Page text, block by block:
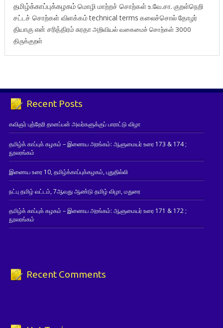
தமிழ்க்காப்புக்கழகம் மொழி மாற்றச் சொற்கள்உ.வே.சா. குறள்நெறி
சட்டச் சொற்கள் விளக்கம்technical terms கலைச்சொல்தோழர்
தியாகுஎன் சரித்திரம்சுரதாஅறிவியல் வகைமைச் சொற்கள் 3000
திருக்குறள்
Recent Posts
கவிஞர் புத்தேரி தானப்பன் அவர்களுக்குப் பாராட்டு விழா
தமிழ்க் காப்புக் கழகம் – இணைய அரங்கம்: ஆளுமையர் உரை 173 & 174 ;
நூலரங்கம்
இணைய உரை 10, தமிழ்க்காப்புக்கழகம், புதுதில்லி
நட்பு தமிழ் வட்டம், 7ஆவது ஆண்டு தமிழ் விழா, மதுரை
தமிழ்க் காப்புக் கழகம் – இணைய அரங்கம்: ஆளுமையர் உரை 171 & 172 ;
நூலரங்கம்
Recent Comments